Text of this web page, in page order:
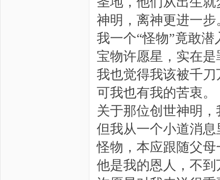
神明，离神更进一步
我一个“怪物”竟敢
宝物许愿星，实在
我也觉得我该被千刀
可我也有我的苦衷。
关于那位创世神明
但我从一个小道消
怪物，本应跟随父
他是我的恩人，不